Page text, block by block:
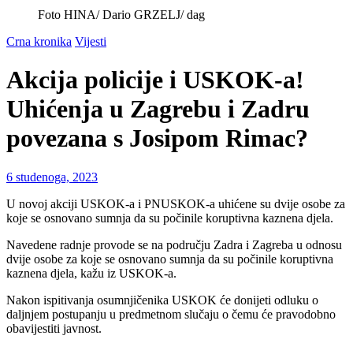
Foto HINA/ Dario GRZELJ/ dag
Crna kronika Vijesti
Akcija policije i USKOK-a!
Uhićenja u Zagrebu i Zadru
povezana s Josipom Rimac?
6 studenoga, 2023
U novoj akciji USKOK-a i PNUSKOK-a uhićene su dvije osobe za
koje se osnovano sumnja da su počinile koruptivna kaznena djela.
Navedene radnje provode se na području Zadra i Zagreba u odnosu
dvije osobe za koje se osnovano sumnja da su počinile koruptivna
kaznena djela, kažu iz USKOK-a.
Nakon ispitivanja osumnjičenika USKOK će donijeti odluku o
daljnjem postupanju u predmetnom slučaju o čemu će pravodobno
obavijestiti javnost.